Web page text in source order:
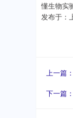
懂生物实
发布于：
上一篇：
下一篇：